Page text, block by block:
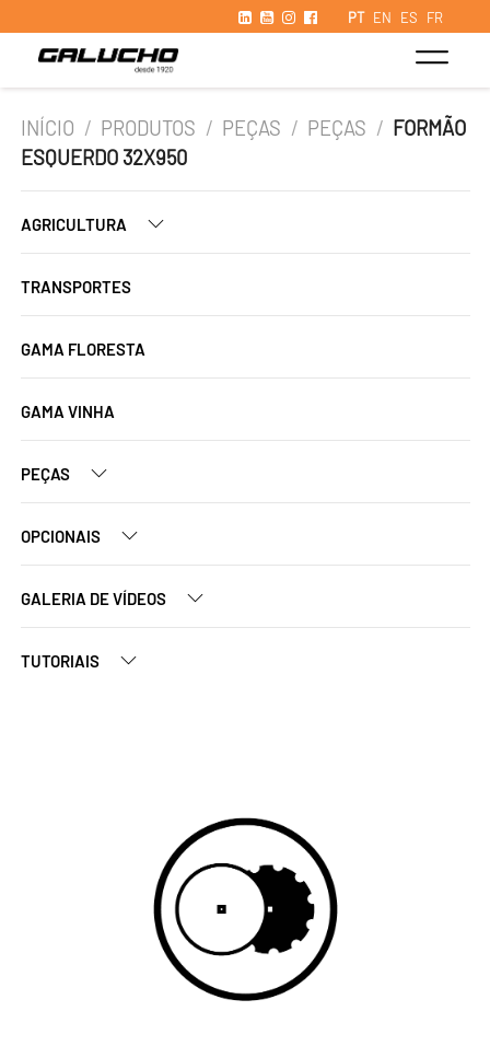
PT EN ES FR
INÍCIO / PRODUTOS / PEÇAS / PEÇAS / FORMÃO
ESQUERDO 32X950
AGRICULTURA
TRANSPORTES
GAMA FLORESTA
GAMA VINHA
PEÇAS
OPCIONAIS
GALERIA DE VÍDEOS
TUTORIAIS